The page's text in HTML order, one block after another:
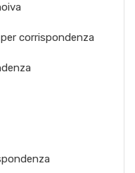
corrispondenza